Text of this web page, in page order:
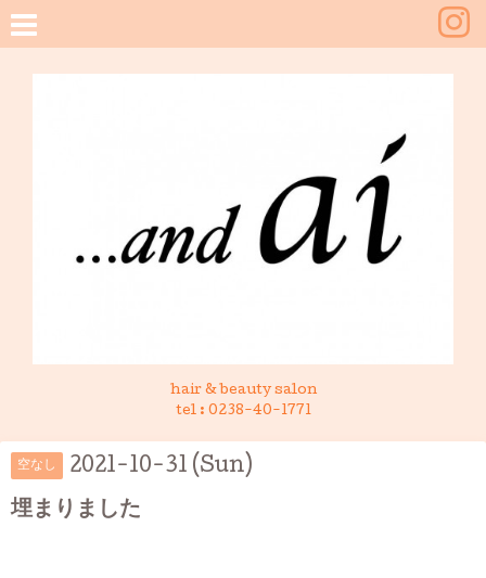
hair & beauty salon
tel : 0238-40-1771
空なし 2021-10-31 (Sun)
埋まりました